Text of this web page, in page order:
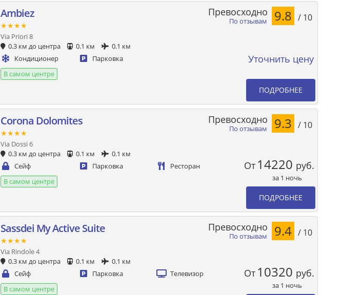
Ambiez
★★★★
Via Priori 8
0.3 км до центра
0.1 км
0.1 км
Кондиционер
Парковка
В самом центре
По отзывам
Превосходно 9.8 / 10
Уточнить цену
ПОДРОБНЕЕ
Corona Dolomites
★★★★
Via Dossi 6
0.3 км до центра
0.1 км
0.1 км
Сейф
Парковка
Ресторан
В самом центре
По отзывам
Превосходно 9.3 / 10
От 14220 руб.
за 1 ночь
ПОДРОБНЕЕ
Sassdei My Active Suite
★★★★
Via Rindole 4
0.3 км до центра
0.1 км
0.1 км
Сейф
Парковка
Телевизор
В самом центре
По отзывам
Превосходно 9.4 / 10
От 10320 руб.
за 1 ночь